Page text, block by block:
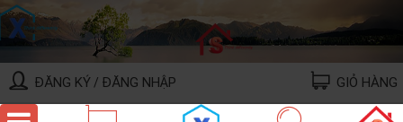
ĐĂNG KÝ / ĐĂNG NHẬP GIỎ HÀNG